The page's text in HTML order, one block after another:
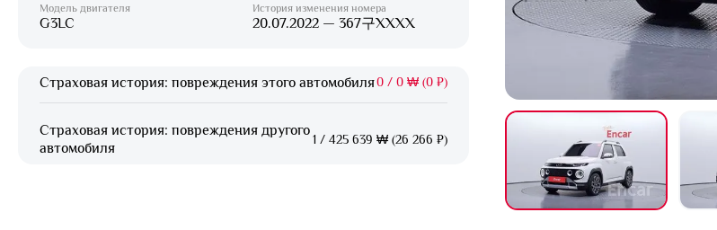
Модель двигателя
G3LC
История изменения номера
20.07.2022 — 367구XXXX
Страховая история: повреждения этого автомобиля0 / 0 ₩ (0 ₽)
Страховая история: повреждения другого
автомобиля
1 / 425 639 ₩ (26 266 ₽)